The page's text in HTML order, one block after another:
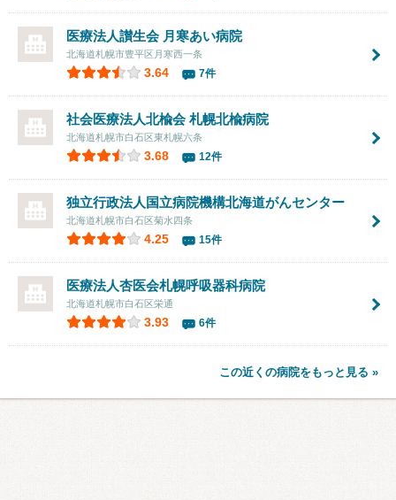
医療法人讃生会 月寒あい病院
北海道札幌市豊平区月寒西一条
3.64 7件
社会医療法人北楡会札幌北楡病院
北海道札幌市白石区東札幌六条
3.68 12件
独立行政法人国立病院機構北海道がんセンター
北海道札幌市白石区菊水四条
4.25 15件
医療法人杏医会札幌呼吸器科病院
北海道札幌市白石区栄通
3.93 6件
この近くの病院をもっと見る »